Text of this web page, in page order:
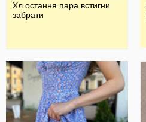
Хл остання пара.встигни
забрати